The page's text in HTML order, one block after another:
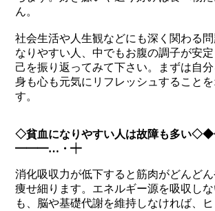
ん。
社会生活や人生観などにも深く関わる
なりやすい人、中でもお腹の調子が安
己を振り返ってみて下さい。まずは自分
身も心も元気にリフレッシュすることを
す。
◇貧血になりやすい人は故障も多い
━━━…・┿
消化吸収力が低下すると筋肉がどんど
痩せ細ります。エネルギー源を吸収し
も、脳や基礎代謝を維持しなければ、